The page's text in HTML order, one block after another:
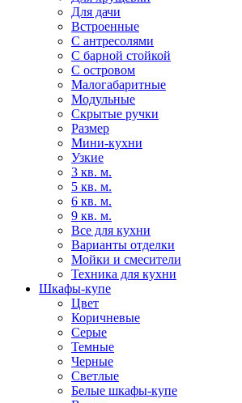
Для дачи
Встроенные
С антресолями
С барной стойкой
С островом
Малогабаритные
Модульные
Скрытые ручки
Размер
Мини-кухни
Узкие
3 кв. м.
5 кв. м.
6 кв. м.
9 кв. м.
Все для кухни
Варианты отделки
Мойки и смесители
Техника для кухни
Шкафы-купе
Цвет
Коричневые
Серые
Темные
Черные
Светлые
Белые шкафы-купе